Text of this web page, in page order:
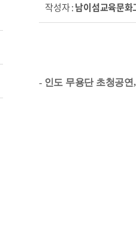
작성자 :남이섬교육문화
- 인도 무용단 초청공연,